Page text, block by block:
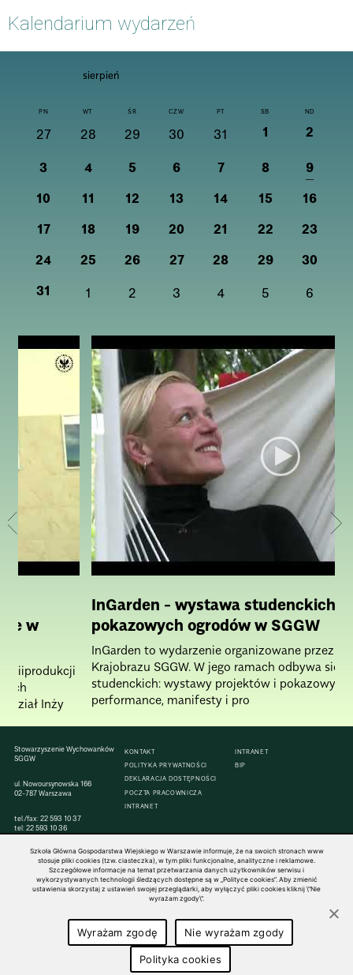
Kalendarium wydarzeń
sierpień
PN WT ŚR CZW PT SB ND
27 28 29 30 31 1 2
3 4 5 6 7 8
9
10
11 12 13 14 15
16
17
18 19 20 21 22
23
24
25 26 27 28 29
30
31
1 2 3 4 5 6
je w
Inży
InGarden - wystawa studenckich
pokazowych ogrodów w SGGW
InGarden to wydarzenie organizowane przez
Krajobrazu SGGW. W jego ramach odbywa się
studenckich: wystawy projektów i pokazowych
performance, manifesty i pro
Stowarzyszenie Wychowanków
SGGW
ul. Nowoursynowska 166
02-787 Warszawa
tel./fax: 22 593 10 37
tel: 22 593 10 36
KONTAKT
POLITYKA PRYWATNOŚCI
DEKLARACJA DOSTĘPNOŚCI
POCZTA PRACOWNICZA
INTRANET
INTRANET
BIP
© 1816–2026 SGGW — ALL RIGHTS RESERVED
Szkoła Główna Gospodarstwa Wiejskiego w Warszawie informuje, że na swoich stronach www
stosuje pliki cookies (tzw. ciasteczka), w tym pliki funkcjonalne, analityczne i reklamowe.
Szczegółowe informacje na temat przetwarzania danych użytkowników serwisu i
wykorzystywanych technologii śledzących dostępne są w „Polityce cookies”. Aby zmienić
ustawienia skorzystaj z ustawień swojej przeglądarki, aby wyłączyć pliki cookies kliknij \"Nie
wyrażam zgody\".
Wyrażam zgodę Nie wyrażam zgody
Polityka cookies